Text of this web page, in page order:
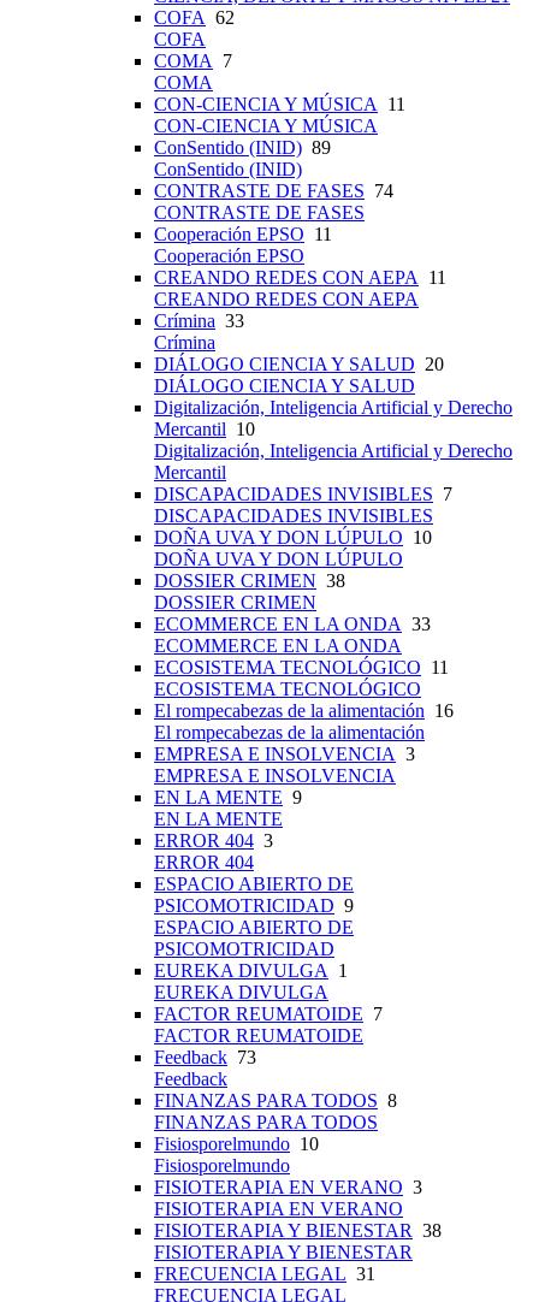
COFA 62
COFA
COMA
7
COMA
CON-CIENCIA Y MÚSICA
11
CON-CIENCIA Y MÚSICA
ConSentido (INID) 89
ConSentido (INID)
CONTRASTE DE FASES 74
CONTRASTE DE FASES
Cooperación EPSO 11
Cooperación EPSO
CREANDO REDES CON AEPA
11
CREANDO REDES CON AEPA
Crímina 33
Crímina
DIÁLOGO CIENCIA Y SALUD 20
DIÁLOGO CIENCIA Y SALUD
Digitalización, Inteligencia Artificial y Derecho
Mercantil 10
Digitalización, Inteligencia Artificial y Derecho
Mercantil
DISCAPACIDADES INVISIBLES 7
DISCAPACIDADES INVISIBLES
DOÑA UVA Y DON LÚPULO 10
DOÑA UVA Y DON LÚPULO
DOSSIER CRIMEN 38
DOSSIER CRIMEN
ECOMMERCE EN LA ONDA 33
ECOMMERCE EN LA ONDA
ECOSISTEMA TECNOLÓGICO 11
ECOSISTEMA TECNOLÓGICO
El rompecabezas de la alimentación 16
El rompecabezas de la alimentación
EMPRESA E INSOLVENCIA 3
EMPRESA E INSOLVENCIA
EN LA MENTE 9
EN LA MENTE
ERROR 404 3
ERROR 404
ESPACIO ABIERTO DE
PSICOMOTRICIDAD 9
ESPACIO ABIERTO DE
PSICOMOTRICIDAD
EUREKA DIVULGA
1
EUREKA DIVULGA
FACTOR REUMATOIDE 7
FACTOR REUMATOIDE
Feedback 73
Feedback
FINANZAS PARA TODOS 8
FINANZAS PARA TODOS
Fisiosporelmundo 10
Fisiosporelmundo
FISIOTERAPIA EN VERANO 3
FISIOTERAPIA EN VERANO
FISIOTERAPIA Y BIENESTAR 38
FISIOTERAPIA Y BIENESTAR
FRECUENCIA LEGAL 31
FRECUENCIA LEGAL